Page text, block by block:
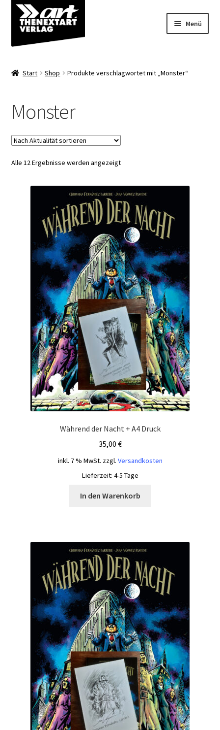
Zur
Navigation
springen
Zum
Inhalt
springen
Menü
Über uns
Start Shop Produkte verschlagwortet mit „Monster“
Monster
Alle 12 Ergebnisse werden angezeigtNach
Während der Nacht + A4 Druck
35,00 €
inkl. 7 % MwSt. zzgl. Versandkosten
Lieferzeit: 4-5 Tage
In den Warenkorb